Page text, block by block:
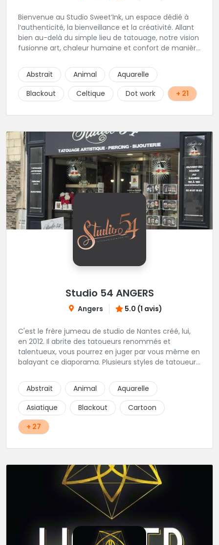
Bienvenue au Studio Sweet’Ink, un espace dédié à
l’authenticité, la bienveillance et la créativité. Allant
bien au-delà du simple lieu de tatouage, notre vision
fusionne art, chaleur humaine et confort de manière
est l’endroit idéal si vous souhaitez être
accompagnés, guidé et vivre une expérience le tout
dans un lieu confortable et chaleureux.
Abstrait Animal
Aquarelle
Blackout
Celtique Dot work + 21
Studio 54 ANGERS
Angers 5.0 (1 avis)
C'est le frère jumeau de studio de Nantes créé, lui,
en 2012. Il abrite des tatoueurs renommés et
talentueux, vous pourrez en juger par vous même en
balayant ce diaporama. Plusieurs styles de tatoueurs
répondre à tout types de demandes. Bien sur dans
une hygiène très stricte.
Abstrait Animal
Aquarelle
Asiatique
Blackout
Cartoon
+ 27